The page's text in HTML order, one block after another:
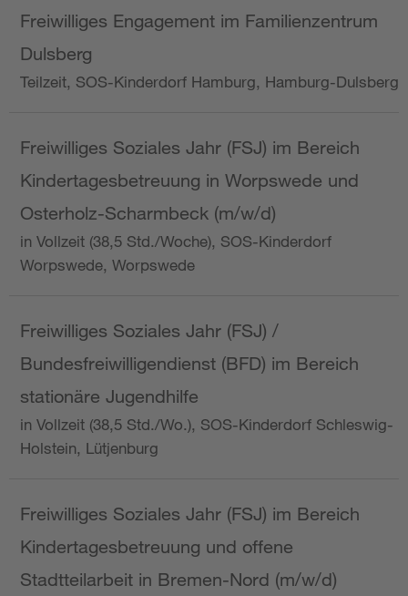
Freiwilliges Engagement im Familienzentrum
Dulsberg
Teilzeit, SOS-Kinderdorf Hamburg, Hamburg-Dulsberg
Freiwilliges Soziales Jahr (FSJ) im Bereich
Kindertagesbetreuung in Worpswede und
Osterholz-Scharmbeck (m/w/d)
in Vollzeit (38,5 Std./Woche), SOS-Kinderdorf
Worpswede, Worpswede
Freiwilliges Soziales Jahr (FSJ) /
Bundesfreiwilligendienst (BFD) im Bereich
stationäre Jugendhilfe
in Vollzeit (38,5 Std./Wo.), SOS-Kinderdorf Schleswig-
Holstein, Lütjenburg
Freiwilliges Soziales Jahr (FSJ) im Bereich
Kindertagesbetreuung und offene
Stadtteilarbeit in Bremen-Nord (m/w/d)